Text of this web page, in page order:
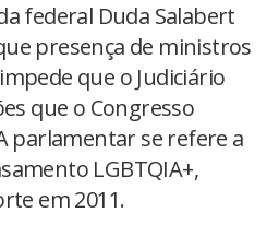
federal Duda Salabert
presença de ministros
que o Judiciário
que o Congresso
parlamentar se refere a
LGBTQIA+,
em 2011.